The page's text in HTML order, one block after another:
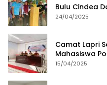
Bulu Cindea
24/04/2025
Camat Lapri
Mahasiswa
15/04/2025